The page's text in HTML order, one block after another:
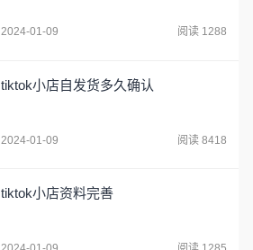
2024-01-09 阅读 1288
tiktok小店自发货多久确认
2024-01-09 阅读 8418
tiktok小店资料完善